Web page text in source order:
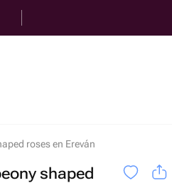
roses en Ereván
shaped